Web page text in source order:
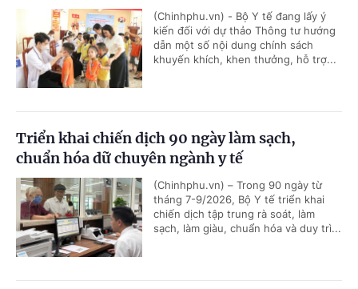
(Chinhphu.vn) - Bộ Y tế đang lấy ý
kiến đối với dự thảo Thông tư hướng
dẫn một số nội dung chính sách
khuyến khích, khen thưởng, hỗ trợ...
Triển khai chiến dịch 90 ngày làm sạch,
chuẩn hóa dữ chuyên ngành y tế
(Chinhphu.vn) – Trong 90 ngày từ
tháng 7-9/2026, Bộ Y tế triển khai
chiến dịch tập trung rà soát, làm
sạch, làm giàu, chuẩn hóa và duy trì...